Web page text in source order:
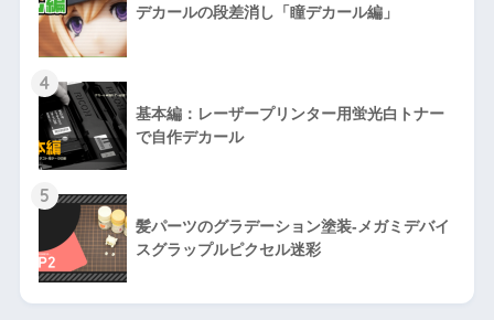
デカールの段差消し「瞳デカール編」
4
基本編：レーザープリンター用蛍光白トナー
で自作デカール
5
髪パーツのグラデーション塗装-メガミデバイ
スグラップルピクセル迷彩